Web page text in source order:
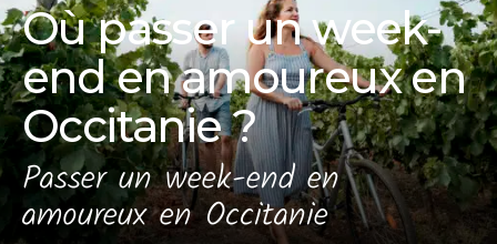
Où passer un week-
end en amoureux en
Occitanie ?
Passer un week-end en
amoureux en Occitanie